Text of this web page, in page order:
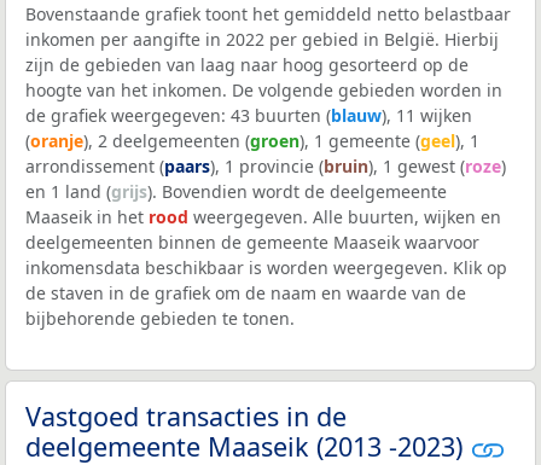
Bovenstaande grafiek toont het gemiddeld netto belastbaar
inkomen per aangifte in 2022 per gebied in België. Hierbij
zijn de gebieden van laag naar hoog gesorteerd op de
hoogte van het inkomen. De volgende gebieden worden in
de grafiek weergegeven: 43 buurten (blauw), 11 wijken
(oranje), 2 deelgemeenten (groen), 1 gemeente (geel), 1
arrondissement (paars), 1 provincie (bruin), 1 gewest (roze)
en 1 land (grijs). Bovendien wordt de deelgemeente
Maaseik in het rood weergegeven. Alle buurten, wijken en
deelgemeenten binnen de gemeente Maaseik waarvoor
inkomensdata beschikbaar is worden weergegeven. Klik op
de staven in de grafiek om de naam en waarde van de
bijbehorende gebieden te tonen.
Vastgoed transacties in de
deelgemeente Maaseik (2013 -2023)